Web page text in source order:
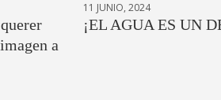
a
11 JUNIO, 2024
¡EL AGUA ES UN